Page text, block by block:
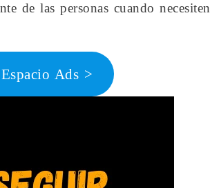
de las personas cuando necesiten
Ads >